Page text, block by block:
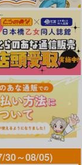
30～08/05)